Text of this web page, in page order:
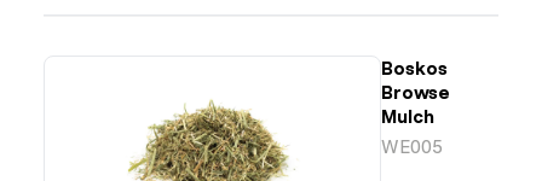
Boskos
Browse
Mulch
WE005